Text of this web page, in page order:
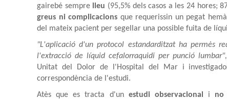
gairebé sempre
lleu (95,5% dels casos a les 24 hores;
greus ni complicacions que requerissin un pegat
del mateix pacient per segellar una possible fuita de
"L'aplicació d'un protocol estandarditzat ha permès
l'extracció de líquid cefalorraquidi per punció lumbar",
Unitat del Dolor de l'Hospital del Mar i
correspondència de l'estudi.
Atès que es tracta d'un estudi observacional i no